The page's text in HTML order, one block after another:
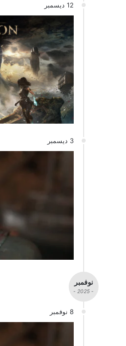
12 ديسمبر
3 ديسمبر
نوفمبر
- 2025 -
8 نوفمبر